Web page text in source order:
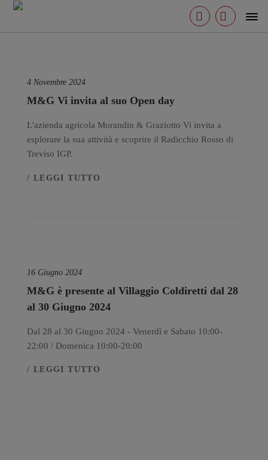
4 Novembre 2024
M&G Vi invita al suo Open day
L'azienda agricola Morandin & Graziotto Vi invita a
esplorare la sua attività e scoprire il Radicchio Rosso di
Treviso IGP.
/ LEGGI TUTTO
16 Giugno 2024
M&G è presente al Villaggio Coldiretti dal 28
al 30 Giugno 2024
Dal 28 al 30 Giugno 2024 - Venerdì e Sabato 10:00-
22:00 / Domenica 10:00-20:00
/ LEGGI TUTTO